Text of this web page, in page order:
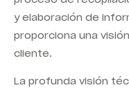
y elaboración de
proporciona una
cliente.
La profunda visión